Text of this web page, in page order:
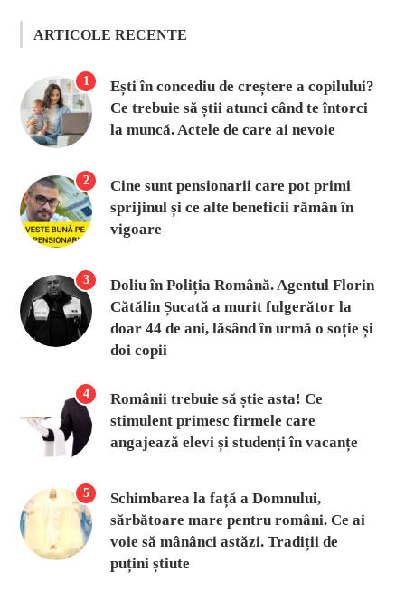
ARTICOLE RECENTE
1
Ești în concediu de creștere a copilului?
Ce trebuie să știi atunci când te întorci
la muncă. Actele de care ai nevoie
2
Cine sunt pensionarii care pot primi
sprijinul și ce alte beneficii rămân în
vigoare
3
Doliu în Poliția Română. Agentul Florin
Cătălin Șucată a murit fulgerător la
doar 44 de ani, lăsând în urmă o soție și
doi copii
4
Românii trebuie să știe asta! Ce
stimulent primesc firmele care
angajează elevi și studenți în vacanțe
5
Schimbarea la față a Domnului,
sărbătoare mare pentru români. Ce ai
voie să mânânci astăzi. Tradiții de
puțini știute